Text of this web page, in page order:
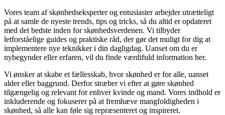
Vores team af skønhedseksperter og entusiaster arbejder utrætteligt
på at samle de nyeste trends, tips og tricks, så du altid er opdateret
med det bedste inden for skønhedsverdenen. Vi tilbyder
letforståelige guides og praktiske råd, der gør det muligt for dig at
implementere nye teknikker i din dagligdag. Uanset om du er
nybegynder eller erfaren, vil du finde værdifuld information her.
Vi ønsker at skabe et fællesskab, hvor skønhed er for alle, uanset
alder eller baggrund. Derfor stræber vi efter at gøre skønhed
tilgængelig og relevant for enhver kvinde og mand. Vores indhold er
inkluderende og fokuserer på at fremhæve mangfoldigheden i
skønhed, så alle kan føle sig repræsenteret og inspireret.